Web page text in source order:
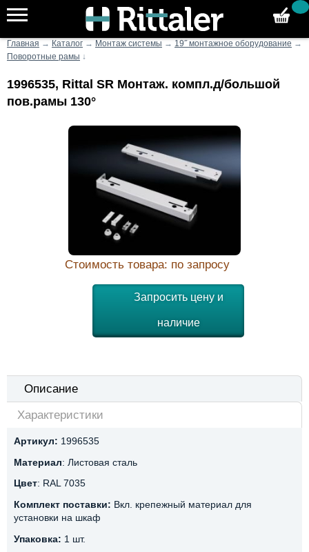
Главная → Каталог → Монтаж системы → 19˝ монтажное оборудование →
Поворотные рамы ↓
1996535, Rittal SR Монтаж. компл.д/большой
пов.рамы 130°
Стоимость товара: по запросу
Запросить цену и
наличие
Описание
Характеристики
Артикул: 1996535
Материал: Листовая сталь
Цвет: RAL 7035
Комплект поставки: Вкл. крепежный материал для
установки на шкаф
Упаковка: 1 шт.